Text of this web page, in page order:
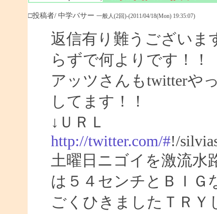
□投稿者/ 中学バサー 一般人(2回)-(2011/04/18(Mon) 19:35:07)
返信有り難うございま
らずで何よりです！！
アッツさんもtwitterや
してます！！
↓ＵＲＬ
http://twitter.com/#!/
土曜日ニゴイを激流水
は５４センチとＢＩＧ
ごくひきましたＴＲ